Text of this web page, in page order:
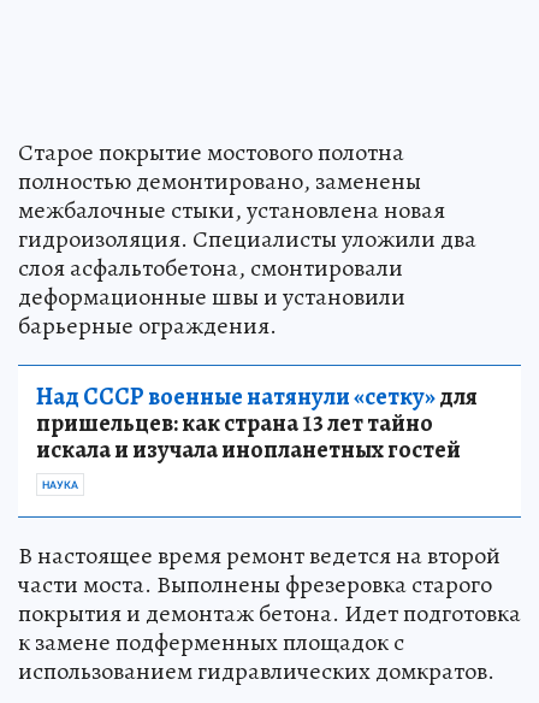
Старое покрытие мостового полотна
полностью демонтировано, заменены
межбалочные стыки, установлена новая
гидроизоляция. Специалисты уложили два
слоя асфальтобетона, смонтировали
деформационные швы и установили
барьерные ограждения.
Над СССР военные натянули «сетку»для
пришельцев: как страна 13 лет тайно
искала и изучала инопланетных гостей
НАУКА
В настоящее время ремонт ведется на второй
части моста. Выполнены фрезеровка старого
покрытия и демонтаж бетона. Идет подготовка
к замене подферменных площадок с
использованием гидравлических домкратов.